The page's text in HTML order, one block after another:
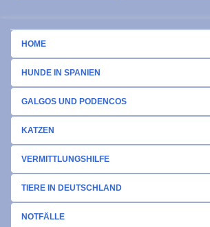
HOME
HUNDE IN SPANIEN
GALGOS UND PODENCOS
KATZEN
VERMITTLUNGSHILFE
TIERE IN DEUTSCHLAND
NOTFÄLLE